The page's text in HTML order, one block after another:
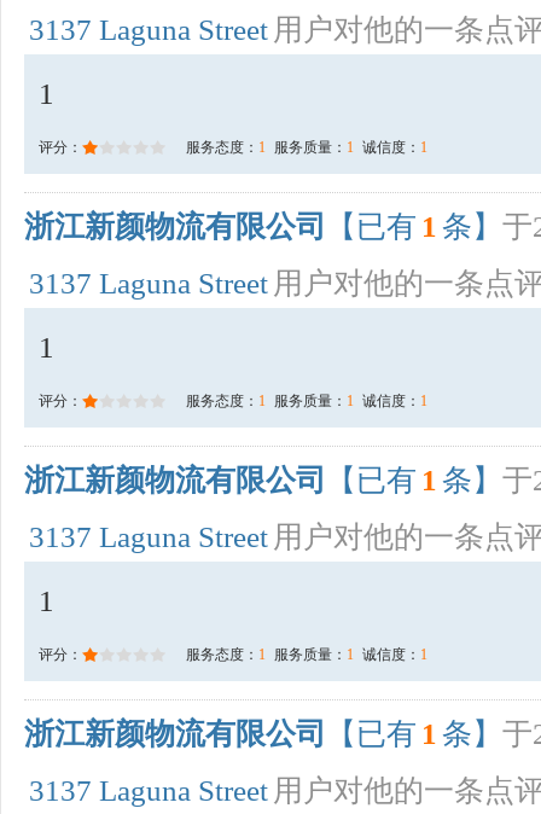
3137 Laguna Street 用户对他的一条点
1
评分： 服务态度： 1 服务质量： 1 诚信度： 1
浙江新颜物流有限公司 【已有 1 条】 于
3137 Laguna Street 用户对他的一条点
1
评分： 服务态度： 1 服务质量： 1 诚信度： 1
浙江新颜物流有限公司 【已有 1 条】 于
3137 Laguna Street 用户对他的一条点
1
评分： 服务态度： 1 服务质量： 1 诚信度： 1
浙江新颜物流有限公司 【已有 1 条】 于
3137 Laguna Street 用户对他的一条点